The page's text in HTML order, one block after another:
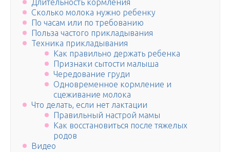
Длительность кормления
Сколько молока нужно ребенку
По часам или по требованию
Польза частого прикладывания
Техника прикладывания
Как правильно держать ребенка
Признаки сытости малыша
Чередование груди
Одновременное кормление и
сцеживание молока
Что делать, если нет лактации
Правильный настрой мамы
Как восстановиться после тяжелых
родов
Видео